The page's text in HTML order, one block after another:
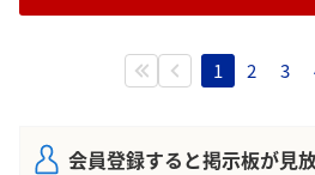
1 2 3
会員登録すると掲示板が見